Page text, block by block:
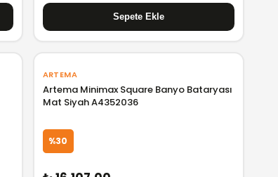
ARTEMA
Artema Minimax Square Banyo Bataryası
Mat Siyah A4352036
%30